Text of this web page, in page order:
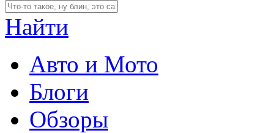
Найти
Авто и Мото
Блоги
Обзоры